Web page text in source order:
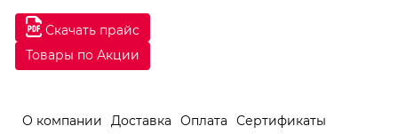
Скачать прайс
Товары по Акции
О компании Доставка Оплата
Сертификаты